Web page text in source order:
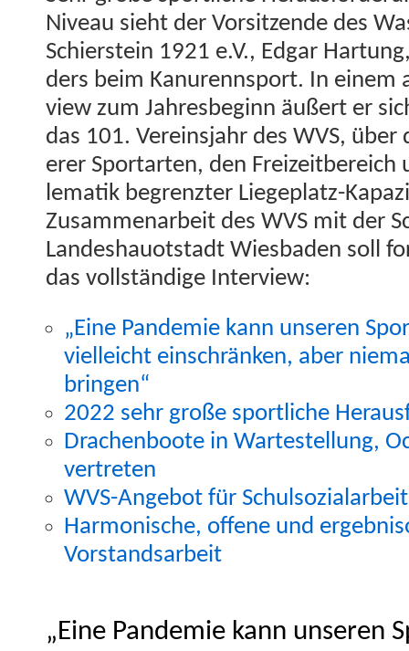
Niveau sieht der Vor­sitzende des
Schier­stein 1921 e.V., Edgar
ders beim Kanurennsport. In
view zum Jahres­be­ginn äußert er
das 101. Vere­in­s­jahr des WVS,
er­er Sportarten, den
lematik begren­zter Liege­platz-
Zusam­me­nar­beit des WVS mit der
Lan­deshauot­stadt Wies­baden soll
das voll­ständi­ge Interview:
„Eine Pan­demie kann unseren
vielle­icht ein­schränken, aber
bringen“
2022 sehr große sportliche
Drachen­boote in Wartestel­lung,
vertreten
WVS-Ange­bot für
Har­monis­che, offene und
Vorstandsarbeit
„Eine Pandemie kann unseren